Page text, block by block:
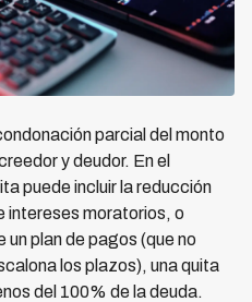
parcial del monto
y deudor. En el
puede incluir la reducción
intereses moratorios, o
plan de pagos (que no
los plazos), una quita
del 100% de la deuda.